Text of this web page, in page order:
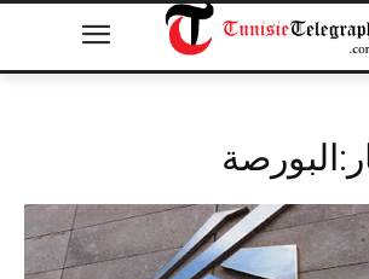
البورصة